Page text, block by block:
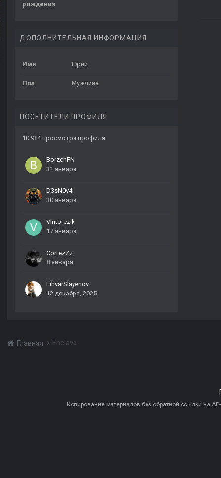
рождения
ДОПОЛНИТЕЛЬНАЯ ИНФОРМАЦИЯ
Имя Юрий
Пол Мужчина
ПОСЕТИТЕЛИ ПРОФИЛЯ
10 984 просмотра профиля
BorzchFN
31 января
D3sN0v4
30 января
Vintorezik
17 января
CortezZz
8 января
LihvärSlayenov
12 декабря, 2025
Главная Enclave
Копирование материалов без обратной ссылки на